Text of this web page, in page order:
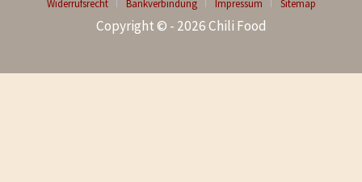
Widerrufsrecht
Bankverbindung Impressum Sitemap
Copyright © - 2026 Chili Food